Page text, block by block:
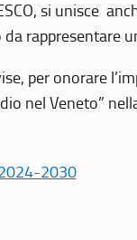
si unisce
rappresentare
per onorare
nel Veneto”
2030